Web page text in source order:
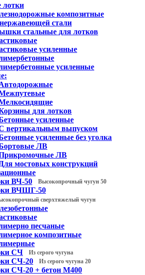
лотки
композитные
стали
стальные для лотков
усиленные
усиленные
для лотков
усиленные
вертикальным выпуском
усиленные без уголка
ЛВ
ЛВ
мостовых конструкций
ВЧ-50
Высокопрочный чугун 50
ВЧШГ-50
сверхтяжелый чугун
песчаные
композитные
СЧ
Из серого чугуна
СЧ-20 Из серого чугуна 20
СЧ-20 + бетон М400